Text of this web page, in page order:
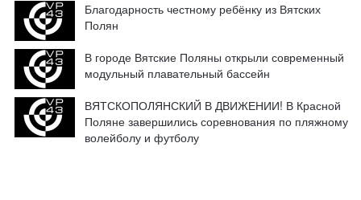
Благодарность честному ребёнку из Вятских
Полян
В городе Вятские Поляны открыли современный
модульный плавательный бассейн
ВЯТСКОПОЛЯНСКИЙ В ДВИЖЕНИИ! В Красной
Поляне завершились соревнования по пляжному
волейболу и футболу